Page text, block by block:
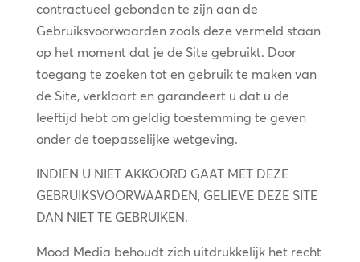
contractueel gebonden te zijn aan de
Gebruiksvoorwaarden zoals deze vermeld staan
op het moment dat je de Site gebruikt. Door
toegang te zoeken tot en gebruik te maken van
de Site, verklaart en garandeert u dat u de
leeftijd hebt om geldig toestemming te geven
onder de toepasselijke wetgeving.
INDIEN U NIET AKKOORD GAAT MET DEZE
GEBRUIKSVOORWAARDEN, GELIEVE DEZE SITE
DAN NIET TE GEBRUIKEN.
Mood Media behoudt zich uitdrukkelijk het recht